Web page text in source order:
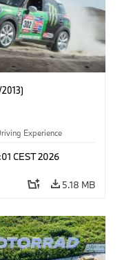
Experience
CEST 2026
5.18 MB